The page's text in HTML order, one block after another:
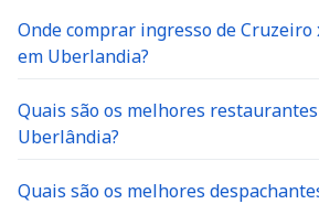
Onde comprar ingresso de Cruzeiro
em Uberlandia?
Quais são os melhores restaurantes
Uberlândia?
Quais são os melhores